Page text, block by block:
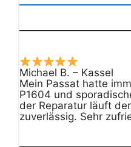
Michael B. – Kassel
Mein Passat hatte
P1604 und
der Reparatur läuft
zuverlässig. Sehr